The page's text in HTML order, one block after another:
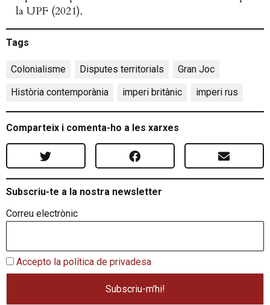
la UPF (2021).
Tags
Colonialisme Disputes territorials Gran Joc
Història contemporània
imperi britànic imperi rus
Comparteix i comenta-ho a les xarxes
Subscriu-te a la nostra newsletter
Correu electrònic
Accepto la política de privadesa